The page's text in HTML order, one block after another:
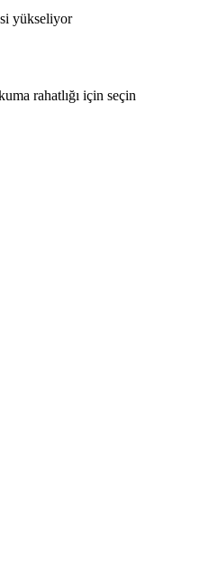
yükseliyor
rahatlığı için seçin